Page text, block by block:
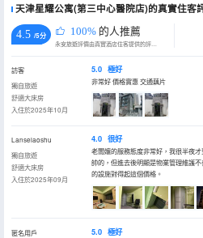
天津星耀公寓(第三中心醫院店)的真實住客
4.5 /5分 100% 的人推薦
永安旅遊評價由真實酒店住客提供的評價。
訪客
獨自旅遊
舒適大床房
入住於2025年10月
5.0 極好
非常好 價格實惠 交通藕片
Lanselaoshu
獨自旅遊
舒適大床房
入住於2025年09月
4.0 很好
老闆孃的服務態度非常好，我很半夜
帥的，但進去後明顯是物業管理維護
的設施對得起這個價格。
匿名用戶
5.0 極好